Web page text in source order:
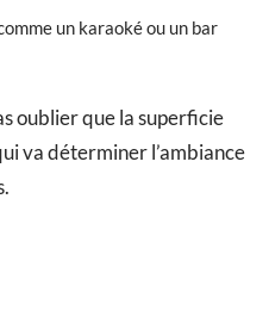
un karaoké ou un bar
oublier que la superficie
va déterminer l’ambiance